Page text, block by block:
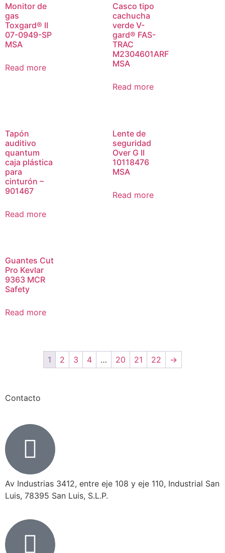
Monitor de
gas
Toxgard® II
07-0949-SP
MSA
Read more
Casco tipo
cachucha
verde V-
gard® FAS-
TRAC
M2304601ARF
MSA
Read more
Tapón
auditivo
quantum
caja plástica
para
cinturón –
901467
Read more
Lente de
seguridad
Over G II
10118476
MSA
Read more
Guantes Cut
Pro Kevlar
9363 MCR
Safety
Read more
1 2 3 4 … 20 21 22 →
Contacto
Av Industrias 3412, entre eje 108 y eje 110, Industrial San
Luis, 78395 San Luis, S.L.P.